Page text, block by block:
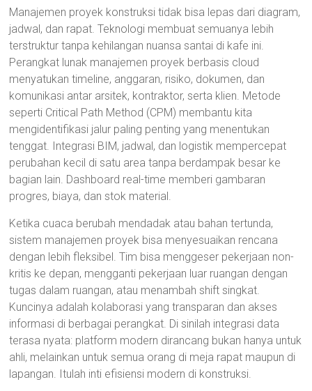
Manajemen proyek konstruksi tidak bisa lepas dari diagram,
jadwal, dan rapat. Teknologi membuat semuanya lebih
terstruktur tanpa kehilangan nuansa santai di kafe ini.
Perangkat lunak manajemen proyek berbasis cloud
menyatukan timeline, anggaran, risiko, dokumen, dan
komunikasi antar arsitek, kontraktor, serta klien. Metode
seperti Critical Path Method (CPM) membantu kita
mengidentifikasi jalur paling penting yang menentukan
tenggat. Integrasi BIM, jadwal, dan logistik mempercepat
perubahan kecil di satu area tanpa berdampak besar ke
bagian lain. Dashboard real-time memberi gambaran
progres, biaya, dan stok material.
Ketika cuaca berubah mendadak atau bahan tertunda,
sistem manajemen proyek bisa menyesuaikan rencana
dengan lebih fleksibel. Tim bisa menggeser pekerjaan non-
kritis ke depan, mengganti pekerjaan luar ruangan dengan
tugas dalam ruangan, atau menambah shift singkat.
Kuncinya adalah kolaborasi yang transparan dan akses
informasi di berbagai perangkat. Di sinilah integrasi data
terasa nyata: platform modern dirancang bukan hanya untuk
ahli, melainkan untuk semua orang di meja rapat maupun di
lapangan. Itulah inti efisiensi modern di konstruksi.